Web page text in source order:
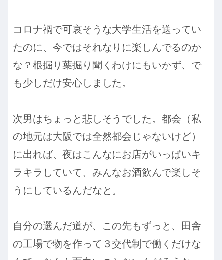
コロナ禍で可哀そうな大学生活を送ってい
たのに、今ではそれなりに楽しんでるのか
な？根掘り葉掘り聞くわけにもいかず、で
も少しだけ安心しました。
次男はちょっと悲しそうでした。都会（私
の地元は大阪では全然都会じゃないけど）
に出れば、夜はこんなにお店がいっぱいキ
ラキラしていて、みんなお酒飲んで楽しそ
うにしているんだなと。
自分の選んだ道が、この先もずっと、田舎
の工場で物を作って３交代制で働くだけな